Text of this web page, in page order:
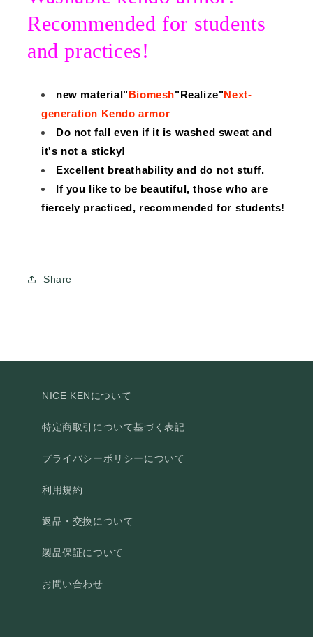
Recommended for students
and practices!
new material"Biomesh"Realize"Next-
generation Kendo armor
Do not fall even if it is washed sweat and
it's not a sticky!
Excellent breathability and do not stuff.
If you like to be beautiful, those who are
fiercely practiced, recommended for students!
Share
NICE KENについて
特定商取引について基づく表記
プライバシーポリシーについて
利用規約
返品・交換について
製品保証について
お問い合わせ